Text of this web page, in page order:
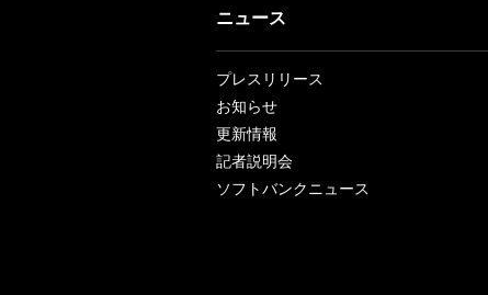
ニュース
プレスリリース
お知らせ
更新情報
記者説明会
ソフトバンクニュース